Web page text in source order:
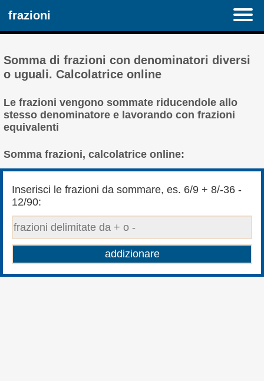
frazioni
Somma di frazioni con denominatori diversi
o uguali. Calcolatrice online
Le frazioni vengono sommate riducendole allo
stesso denominatore e lavorando con frazioni
equivalenti
Somma frazioni, calcolatrice online:
Inserisci le frazioni da sommare, es. 6/9 + 8/-36 -
12/90: